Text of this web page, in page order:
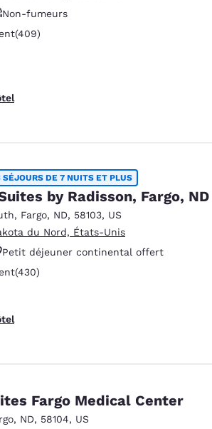
Non-fumeurs
physique
commentaires
(409)
DE 7 NUITS ET PLUS
by Radisson, Fargo, ND
, Fargo, ND, 58103, US
du Nord, États-Unis
Petit déjeuner continental offert
offert
430 commentaires
(430)
Fargo Medical Center
, ND, 58104, US